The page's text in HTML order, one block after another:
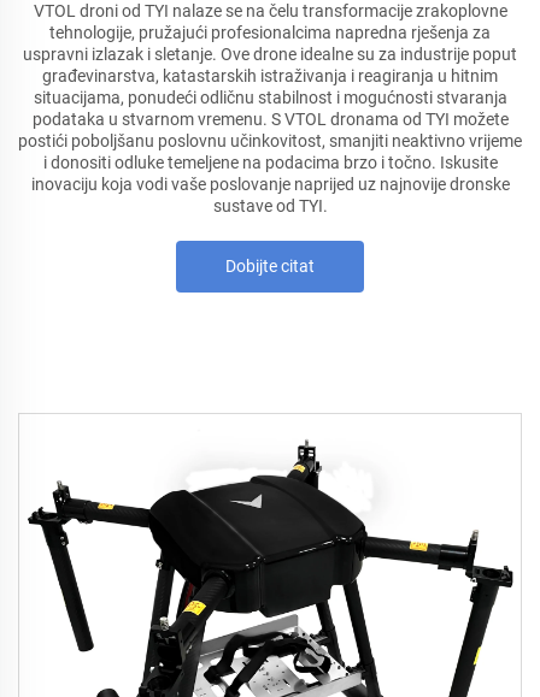
VTOL droni od TYI nalaze se na čelu transformacije zrakoplovne
tehnologije, pružajući profesionalcima napredna rješenja za
uspravni izlazak i sletanje. Ove drone idealne su za industrije poput
građevinarstva, katastarskih istraživanja i reagiranja u hitnim
situacijama, ponudeći odličnu stabilnost i mogućnosti stvaranja
podataka u stvarnom vremenu. S VTOL dronama od TYI možete
postići poboljšanu poslovnu učinkovitost, smanjiti neaktivno vrijeme
i donositi odluke temeljene na podacima brzo i točno. Iskusite
inovaciju koja vodi vaše poslovanje naprijed uz najnovije dronske
sustave od TYI.
Dobijte citat